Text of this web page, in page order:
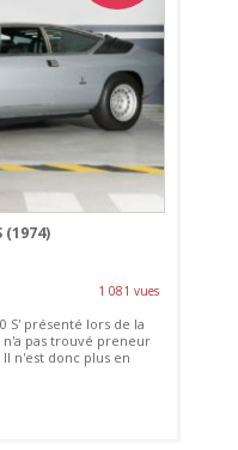
(1974)
1 081 vues
S' présenté lors de la
n'a pas trouvé preneur
n'est donc plus en